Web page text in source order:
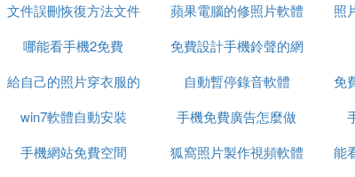
可以幫助用戶將各種圖片或者視頻上的水印進
文件誤刪恢復方法文件
恢復軟體
蘋果電腦的修照片軟體
照
哪能看手機2免費
免費設計手機鈴聲的網
站
給自己的照片穿衣服的
軟體
自動暫停錄音軟體 免
win7軟體自動安裝 手機免費廣告怎麼做
手機網站免費空間 狐窩照片製作視頻軟體
能